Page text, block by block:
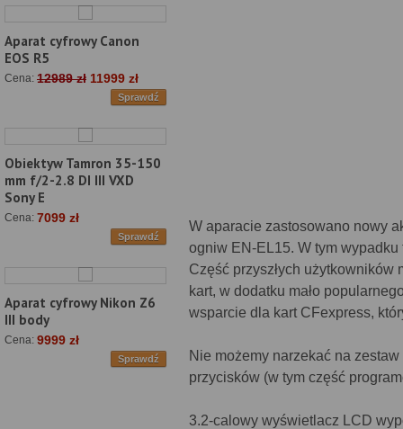
Aparat cyfrowy Canon
EOS R5
Cena: 12989 zł 11999 zł
Sprawdź
Obiektyw Tamron 35-150
mm f/2-2.8 DI III VXD
Sony E
Cena: 7099 zł
Sprawdź
Aparat cyfrowy Nikon Z6
III body
Cena: 9999 zł
Sprawdź
W aparacie zastosowano nowy
ogniw EN-EL15. W tym wypadku
Część przyszłych
kart, w dodatku mało
wsparcie dla kart CFexpress,
Nie możemy narzekać na
przycisków (w tym część
3.2-calowy wyświetlacz LCD